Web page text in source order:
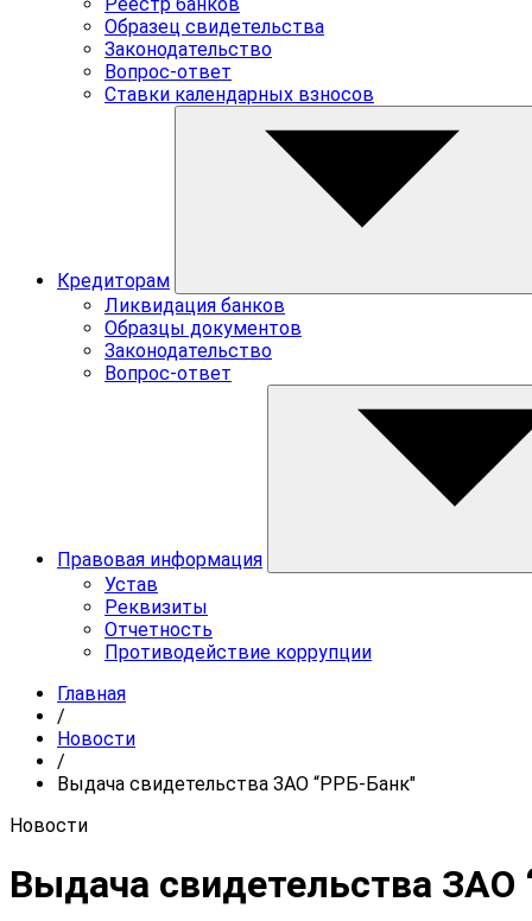
Образец свидетельства
Законодательство
Вопрос-ответ
Ставки календарных взносов
Кредиторам
Ликвидация банков
Образцы документов
Законодательство
Вопрос-ответ
Правовая информация
Устав
Реквизиты
Отчетность
Противодействие коррупции
Главная
/
Новости
/
Выдача свидетельства ЗАО “РРБ-Банк"
Новости
Выдача свидетельства ЗАО